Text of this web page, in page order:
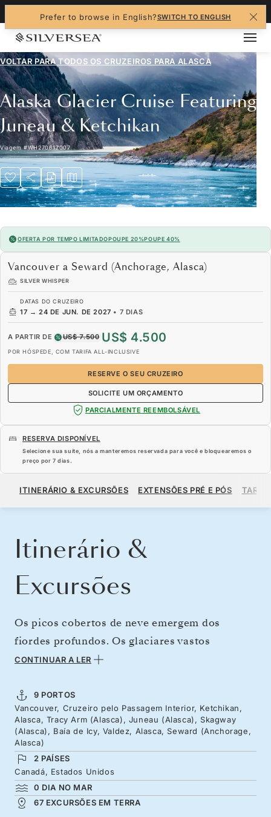
Prefer to browse in English?SWITCH TO ENGLISH
VOLTAR PARA TODOS OS CRUZEIROS PARA ALASCA
Alaska Glacier Cruise Featuring
Juneau & Ketchikan
Viagem#WH270617007
OFERTA POR TEMPO LIMITADOPOUPE 20%POUPE 40%
Vancouver a Seward (Anchorage, Alasca)
SILVER WHISPER
DATAS DO CRUZEIRO
17 → 24 DE JUN. DE 2027 • 7 DIAS
A PARTIR DE US$ 7.500 US$ 4.500
POR HÓSPEDE, COM TARIFA ALL-INCLUSIVE
RESERVE O SEU CRUZEIRO
SOLICITE UM ORÇAMENTO
PARCIALMENTE REEMBOLSÁVEL
RESERVA DISPONÍVEL
Selecione sua suíte, nós a manteremos reservada para você e bloquearemos o
preço por 7 dias.
A PARTIR DE US$ 4.500
ITINERÁRIO & EXCURSÕES EXTENSÕES PRÉ E PÓS
Itinerário &
Excursões
Os picos cobertos de neve emergem dos
fiordes profundos. Os glaciares vastos
quebram nas águas geladas. As águias
magnífico e à sua espera a partir de Vancouver.
Entre num mundo de florestas antigas, de rios
que correm pelas paisagens verdejantes e ilhas
cobertas de pinheiros, em direção a norte, com
cidades empolgantes e vistas
cinematográficas. A bordo do Silver Whisper,
conheça pessoas fascinantes e o seu legado,
CONTINUAR A LER
9 PORTOS
Vancouver, Cruzeiro pelo Passagem Interior, Ketchikan,
Alasca, Tracy Arm (Alasca), Juneau (Alasca), Skagway
(Alasca), Baía de Icy, Valdez, Alasca, Seward (Anchorage,
Alasca)
2 PAÍSES
Canadá, Estados Unidos
0 DIA NO MAR
67 EXCURSÕES EM TERRA